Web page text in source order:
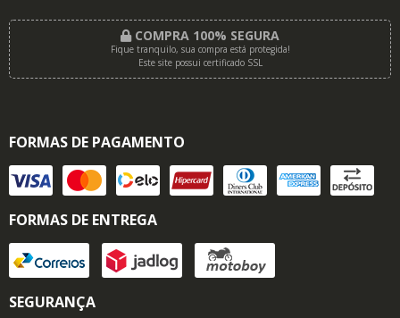
COMPRA 100% SEGURA
Fique tranquilo, sua compra está protegida!
Este site possui certificado SSL
FORMAS DE PAGAMENTO
FORMAS DE ENTREGA
SEGURANÇA